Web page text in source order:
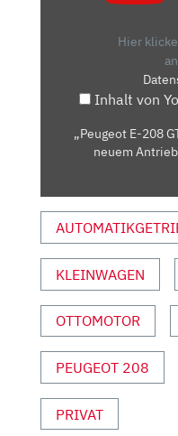
KLEINWAGEN
NEUEM
ANTRIEB
|
REVIEW
|
PREIS
2024“
VON
YOUTUBE
ANZEIGEN
Hier
Inhalt von
„Peugeot E-208
neuem
KLEINWAGEN
OTTOMOTOR
PEUGEOT 208
PRIVAT